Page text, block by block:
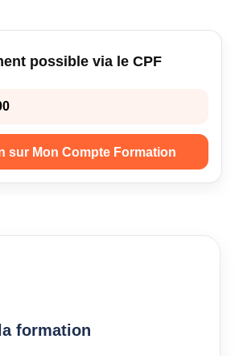
possible via le CPF
sur Mon Compte Formation
formation